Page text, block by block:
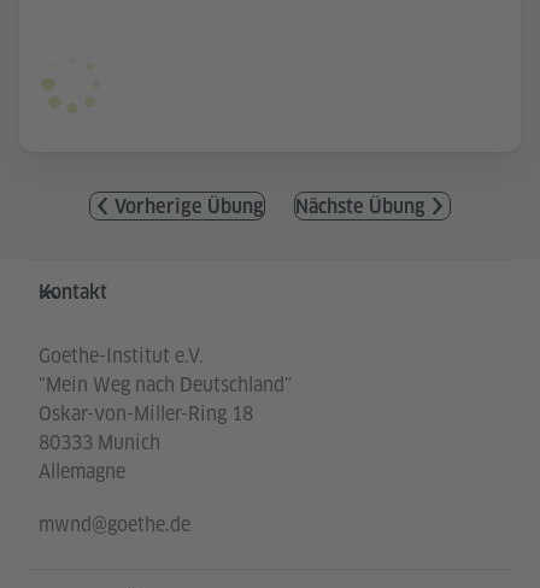
Vorherige Übung Nächste Übung
Service- und Informationsbereich
Kontakt
Goethe-Institut e.V.
"Mein Weg nach Deutschland"
Oskar-von-Miller-Ring 18
80333 Munich
Allemagne
mwnd@goethe.de